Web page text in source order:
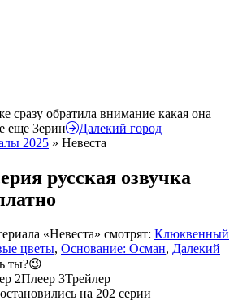
сразу обратила внимание какая она
еще Зерин
Далекий город
2025 » Невеста
русская озвучка
«Невеста» смотрят: Клюквенный
цветы, Основание: Осман, Далекий
ты?😉
2Плеер 3Трейлер
на 202 серии